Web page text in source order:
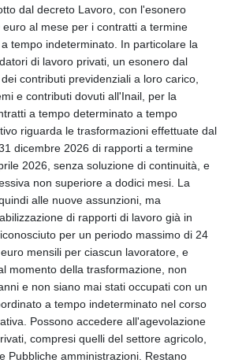
dal decreto Lavoro, con l'esonero
al mese per i contratti a termine
tempo indeterminato. In particolare la
di lavoro privati, un esonero dal
contributi previdenziali a loro carico,
e contributi dovuti all'Inail, per la
a tempo determinato a tempo
riguarda le trasformazioni effettuate dal
dicembre 2026 di rapporti a termine
2026, senza soluzione di continuità, e
non superiore a dodici mesi. La
alle nuove assunzioni, ma
di rapporti di lavoro già in
per un periodo massimo di 24
mensili per ciascun lavoratore, e
momento della trasformazione, non
e non siano mai stati occupati con un
a tempo indeterminato nel corso
Possono accedere all'agevolazione
compresi quelli del settore agricolo,
Pubbliche amministrazioni. Restano